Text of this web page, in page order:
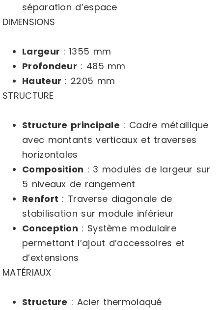
séparation d’espace
DIMENSIONS
Largeur : 1355 mm
Profondeur : 485 mm
Hauteur : 2205 mm
STRUCTURE
Structure principale : Cadre métallique
avec montants verticaux et traverses
horizontales
Composition : 3 modules de largeur sur
5 niveaux de rangement
Renfort : Traverse diagonale de
stabilisation sur module inférieur
Conception : Système modulaire
permettant l’ajout d’accessoires et
d’extensions
MATÉRIAUX
Structure : Acier thermolaqué